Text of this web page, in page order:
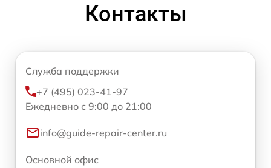
Контакты
Служба поддержки
+7 (495) 023-41-97
Ежедневно с 9:00 до 21:00
info@guide-repair-center.ru
Основной офис